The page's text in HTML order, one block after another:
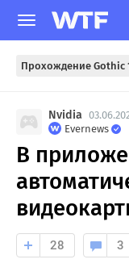
Прохождение Gothic
Nvidia
Evernews
В
28 3